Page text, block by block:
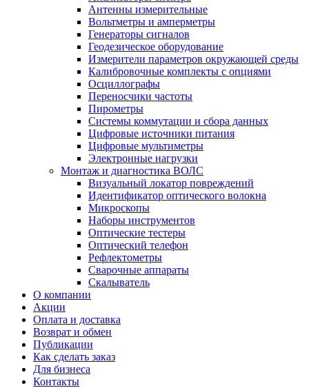
Антенны измерительные
Вольтметры и амперметры
Генераторы сигналов
Геодезическое оборудование
Измерители параметров окружающей среды
Калибровочные комплекты с опциями
Осциллографы
Переносчики частоты
Пирометры
Системы коммутации и сбора данных
Цифровые источники питания
Цифровые мультиметры
Электронные нагрузки
Монтаж и диагностика ВОЛС
Визуальный локатор повреждений
Идентификатор оптического волокна
Микроскопы
Наборы инструментов
Оптические тестеры
Оптический телефон
Рефлектометры
Сварочные аппараты
Скалыватель
О компании
Акции
Оплата и доставка
Возврат и обмен
Публикации
Как сделать заказ
Для бизнеса
Контакты